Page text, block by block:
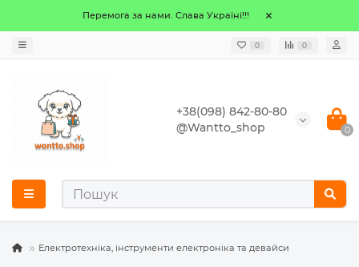
Перемога за нами. Слава Україні!!!
0 0
+38(098) 842-80-80
@Wantto_shop
0
Електротехніка, інструменти електроніка та девайси